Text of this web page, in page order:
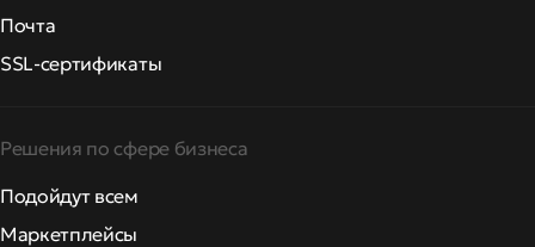
Почта
SSL-сертификаты
Решения по сфере бизнеса
Подойдут всем
Маркетплейсы